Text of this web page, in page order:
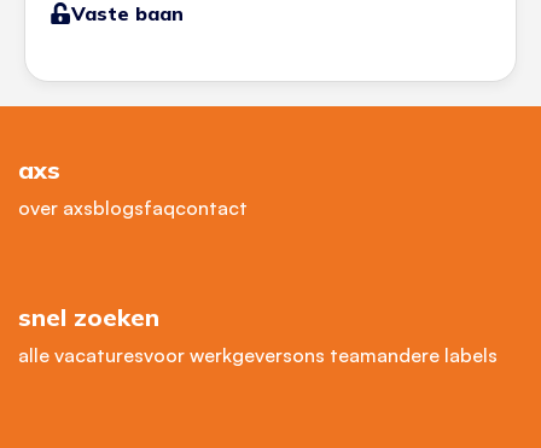
Vaste baan
axs
over axsblogsfaqcontact
snel zoeken
alle vacaturesvoor werkgeversons teamandere labels